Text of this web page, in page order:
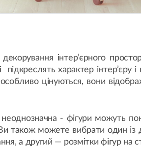
інтер’єрного
підкреслять характер
цінуються, вони
неоднозначна - фігури можуть
Ви також можете вибрати один із
а другий — розмітки фігур на